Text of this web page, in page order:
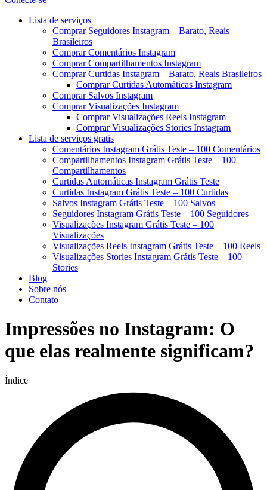
Menu
Lista de serviços
Comprar Seguidores Instagram – Barato, Reais
Brasileiros
Comprar Comentários Instagram
Comprar Compartilhamentos Instagram
Comprar Curtidas Instagram – Barato, Reais Brasileiros
Comprar Curtidas Automáticas Instagram
Comprar Salvos Instagram
Comprar Visualizações Instagram
Comprar Visualizações Reels Instagram
Comprar Visualizações Stories Instagram
Lista de serviços gratis
Comentários Instagram Grátis Teste – 100 Comentários
Compartilhamentos Instagram Grátis Teste – 100
Compartilhamentos
Curtidas Automáticas Instagram Grátis Teste
Curtidas Instagram Grátis Teste – 100 Curtidas
Salvos Instagram Grátis Teste – 100 Salvos
Seguidores Instagram Grátis Teste – 100 Seguidores
Visualizações Instagram Grátis Teste – 100
Visualizações
Visualizações Reels Instagram Grátis Teste – 100 Reels
Visualizações Stories Instagram Grátis Teste – 100
Stories
Blog
Sobre nós
Contato
Impressões no Instagram: O
que elas realmente significam?
Índice